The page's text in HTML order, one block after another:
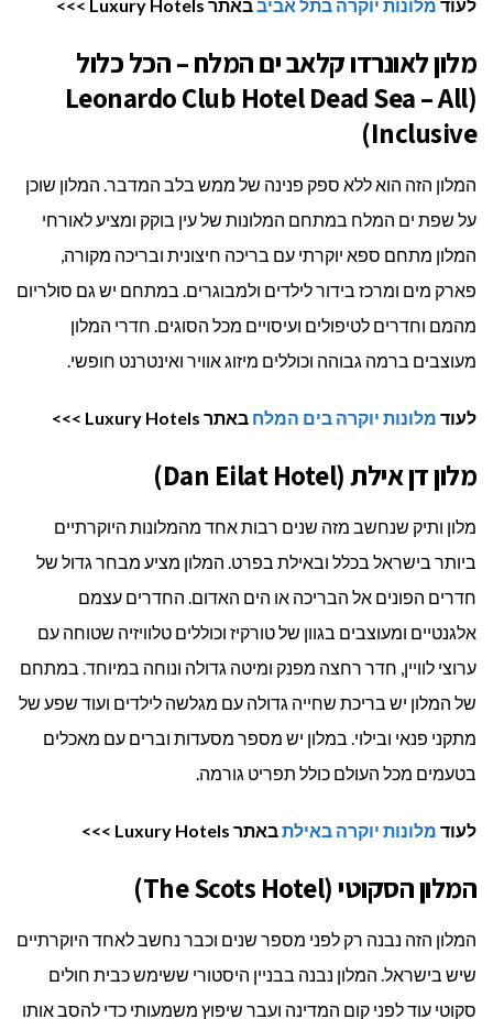
לעוד מלונות יוקרה בתל אביבבאתר Luxury Hotels >>>
מלון לאונרדו קלאב ים המלח – הכל כלול
(Leonardo Club Hotel Dead Sea – All
Inclusive)
המלון הזה הוא ללא ספק פנינה של ממש בלב המדבר. המלון שוכן
על שפת ים המלח במתחם המלונות של עין בוקק ומציע לאורחי
המלון מתחם ספא יוקרתי עם בריכה חיצונית ובריכה מקורה,
פארק מים ומרכז בידור לילדים ולמבוגרים. במתחם יש גם סולריום
מהמם וחדרים לטיפולים ועיסויים מכל הסוגים. חדרי המלון
מעוצבים ברמה גבוהה וכוללים מיזוג אוויר ואינטרנט חופשי.
לעוד מלונות יוקרה בים המלח באתר Luxury Hotels >>>
מלון דן אילת (Dan Eilat Hotel)
מלון ותיק שנחשב מזה שנים רבות אחד מהמלונות היוקרתיים
ביותר בישראל בכלל ובאילת בפרט. המלון מציע מבחר גדול של
חדרים הפונים אל הבריכה או הים האדום. החדרים עצמם
אלגנטיים ומעוצבים בגוון של טורקיז וכוללים טלוויזיה שטוחה עם
ערוצי לוויין, חדר רחצה מפנק ומיטה גדולה ונוחה במיוחד. במתחם
של המלון יש בריכת שחייה גדולה עם מגלשה לילדים ועוד שפע של
מתקני פנאי ובילוי. במלון יש מספר מסעדות וברים עם מאכלים
בטעמים מכל העולם כולל תפריט גורמה.
לעוד מלונות יוקרה באילתבאתר Luxury Hotels >>>
המלון הסקוטי (The Scots Hotel)
המלון הזה נבנה רק לפני מספר שנים וכבר נחשב לאחד היוקרתיים
שיש בישראל. המלון נבנה בבניין היסטורי ששימש כבית חולים
סקוטי עוד לפני קום המדינה ועבר שיפוץ משמעותי כדי להסב אותו